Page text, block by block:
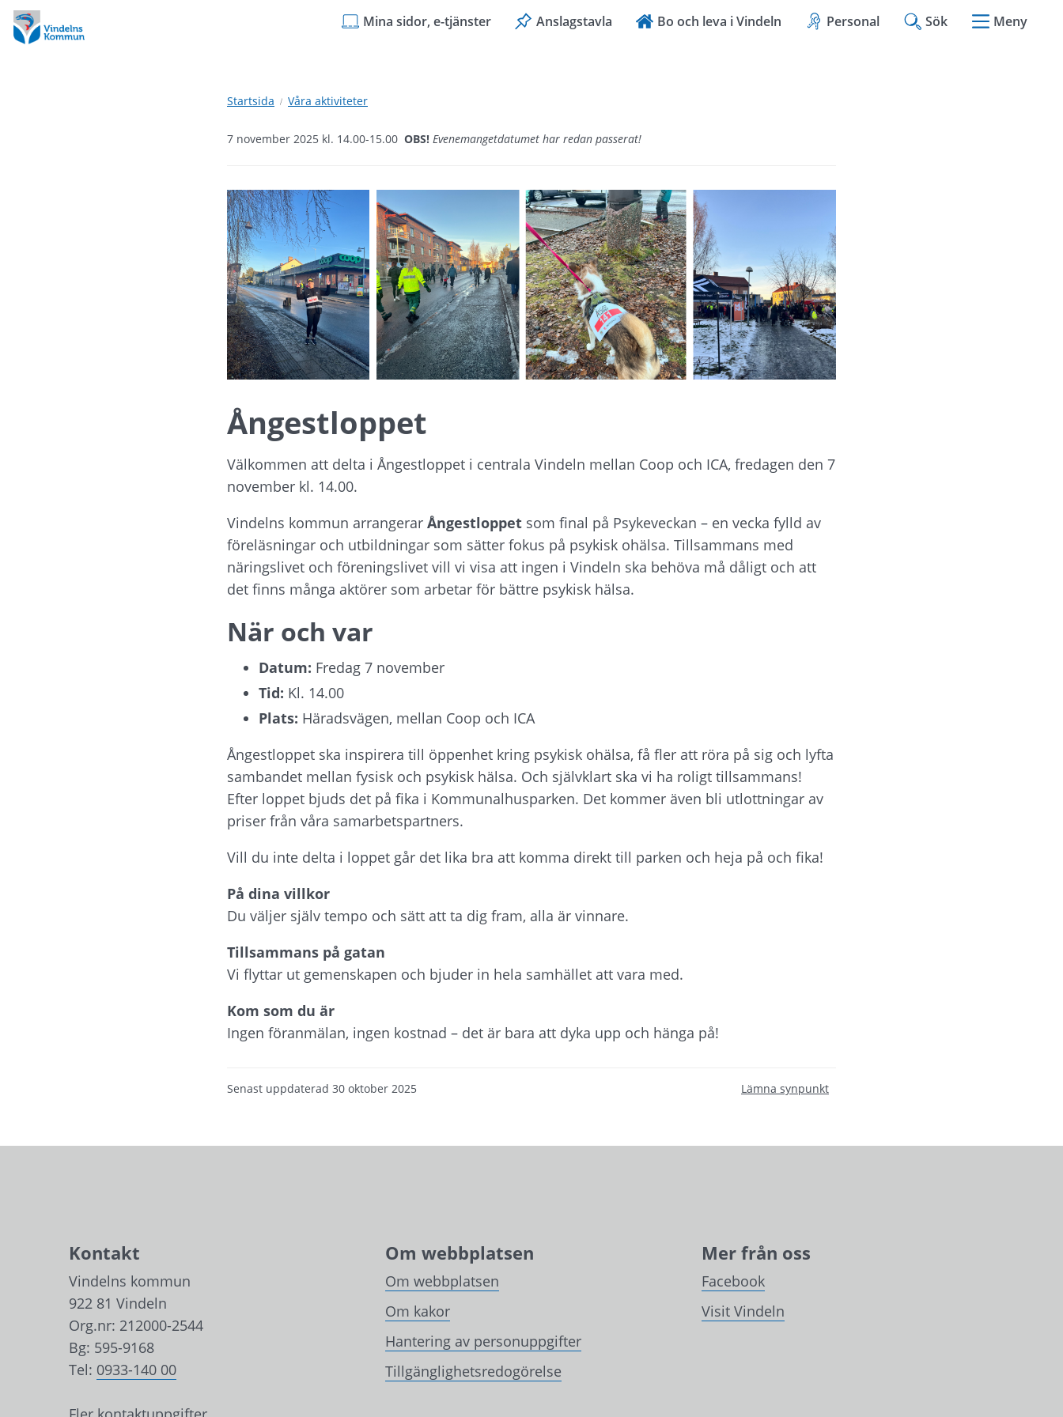
Hoppa
till
innehåll
Hoppa
till
undermeny
Mina sidor, e-tjänster Anslagstavla Bo och leva i Vindeln Personal Sök Meny
Startsida Våra aktiviteter
7 november 2025 kl. 14.00-15.00 OBS! Evenemangetdatumet har redan passerat!
Ångestloppet
Välkommen att delta i Ångestloppet i centrala Vindeln mellan Coop och ICA, fredagen den 7
november kl. 14.00.
Vindelns kommun arrangerar Ångestloppet som final på Psykeveckan – en vecka fylld av
föreläsningar och utbildningar som sätter fokus på psykisk ohälsa. Tillsammans med
näringslivet och föreningslivet vill vi visa att ingen i Vindeln ska behöva må dåligt och att
det finns många aktörer som arbetar för bättre psykisk hälsa.
När och var
Datum: Fredag 7 november
Tid: Kl. 14.00
Plats: Häradsvägen, mellan Coop och ICA
Ångestloppet ska inspirera till öppenhet kring psykisk ohälsa, få fler att röra på sig och lyfta
sambandet mellan fysisk och psykisk hälsa. Och självklart ska vi ha roligt tillsammans!
Efter loppet bjuds det på fika i Kommunalhusparken. Det kommer även bli utlottningar av
priser från våra samarbetspartners.
Vill du inte delta i loppet går det lika bra att komma direkt till parken och heja på och fika!
På dina villkor
Du väljer själv tempo och sätt att ta dig fram, alla är vinnare.
Tillsammans på gatan
Vi flyttar ut gemenskapen och bjuder in hela samhället att vara med.
Kom som du är
Ingen föranmälan, ingen kostnad – det är bara att dyka upp och hänga på!
Senast uppdaterad 30 oktober 2025 Lämna synpunkt
Kontakt
Vindelns kommun
922 81 Vindeln
Org.nr: 212000-2544
Bg: 595-9168
Tel: 0933-140 00
Om webbplatsen
Om webbplatsen
Om kakor
Hantering av personuppgifter
Tillgänglighetsredogörelse
Mer från oss
Facebook
Visit Vindeln